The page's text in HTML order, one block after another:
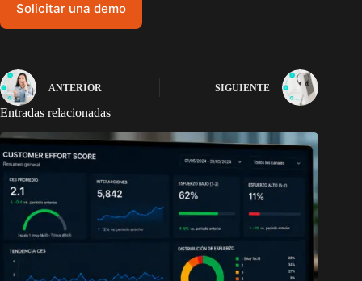
Solicitar una demo
ANTERIOR SIGUIENTE
Entradas relacionadas